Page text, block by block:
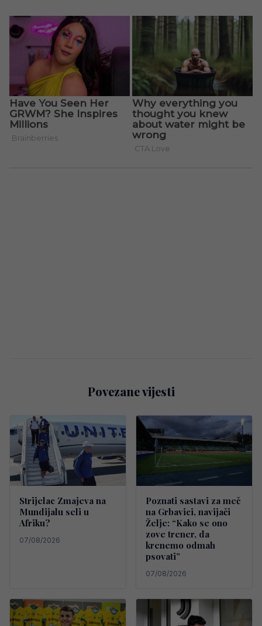
Povezane vijesti
Strijelac Zmajeva na
Mundijalu seli u
Afriku?
07/08/2026
Poznati sastavi za meč
na Grbavici, navijači
Želje: “Kako se ono
zove trener, da
krenemo odmah
psovati”
07/08/2026